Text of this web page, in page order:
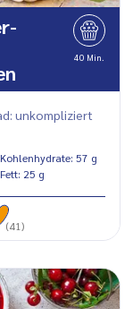
40 Min.
unkompliziert
Kohlenhydrate: 57 g
Fett: 25 g
(41)